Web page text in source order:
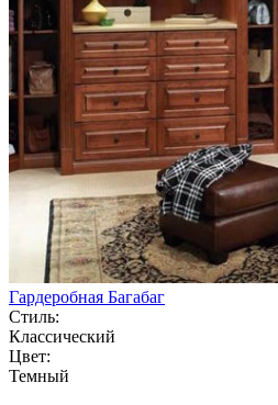
Гардеробная Багабаг
Стиль:
Классический
Цвет:
Темный